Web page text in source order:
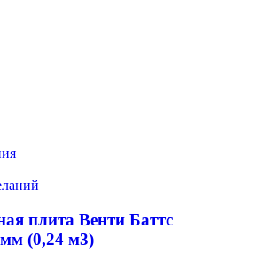
плита Венти Баттс
(0,24 м3)